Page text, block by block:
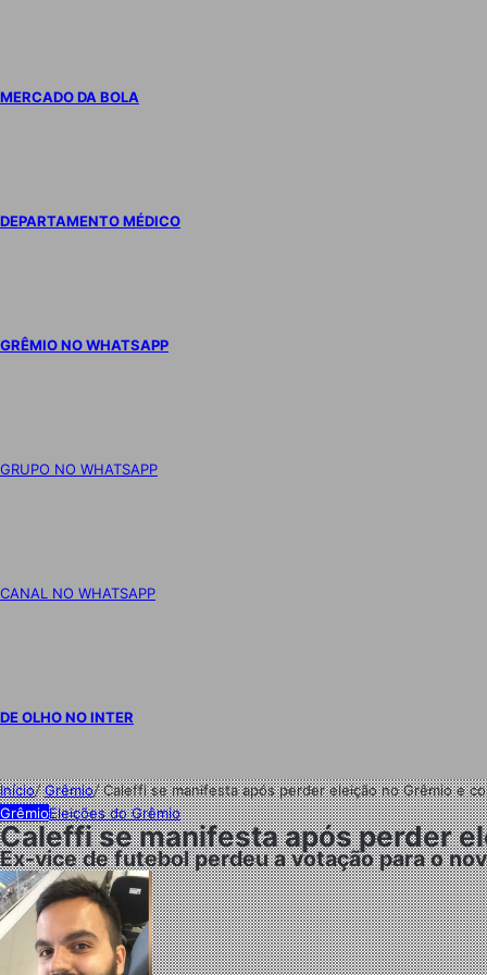
MERCADO DA BOLA
DEPARTAMENTO MÉDICO
GRÊMIO NO WHATSAPP
GRUPO NO WHATSAPP
CANAL NO WHATSAPP
DE OLHO NO INTER
Início/Grêmio/Caleffi se manifesta após perder eleição no Grêmio e
GrêmioEleições do Grêmio
Caleffi se manifesta após perder
Ex-vice de futebol perdeu a votação para o